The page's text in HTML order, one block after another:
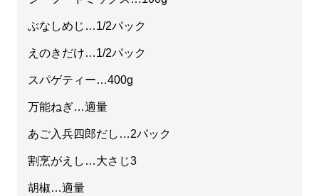
ぶなしめじ…1/2パック
えのきだけ…1/2パック
スパゲティー…400g
万能ねぎ…適量
あご入兵四郎だし…2パック
割烹がえし…大さじ3
胡椒…適量